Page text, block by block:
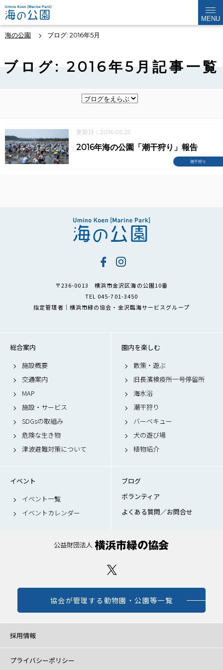
MENU
海の公園 ブログ: 2016年5月
ブログ: 2016年5月記事一覧
更新日：2016.05.25
潮干狩り
2016年海の公園「潮干狩り」報告
〒236-0013 横浜市金沢区海の公園10番
TEL 045-701-3450
指定管理者｜横浜市緑の協会・金沢臨海サービスグループ
総合案内
施設概要
交通案内
MAP
施設・サービス
SDGsの取組み
危険な生き物
津波避難対策について
園内を楽しむ
散策・遊ぶ
旧長濱検疫所一号停留所
海水浴
潮干狩り
バーベキュー
犬の遊び場
植物紹介
イベント
イベント一覧
イベントカレンダー
ブログ
ボランティア
よくある質問／お問合せ
協会が管理する動物園・公園等一覧
採用情報
プライバシーポリシー